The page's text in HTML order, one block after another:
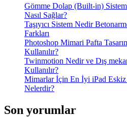
Gömme Dolap (Built-in)
Nasıl Sağlar?
Taşıyıcı Sistem Nedir
Farkları
Photoshop Mimari Pafta
Kullanılır?
Twinmotion Nedir ve Dış
Kullanılır?
Mimarlar İçin En İyi iPad
Nelerdir?
Son yorumlar